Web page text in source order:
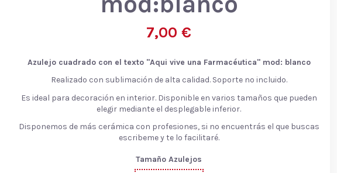
7,00 €
Azulejo cuadrado con el texto "Aqui vive una Farmacéutica" mod: blanco
Realizado con sublimación de alta calidad. Soporte no incluido.
Es ideal para decoración en interior. Disponible en varios tamaños que pueden
elegir mediante el desplegable inferior.
Disponemos de más cerámica con profesiones, si no encuentrás el que buscas
escribeme y te lo facilitaré.
Tamaño Azulejos